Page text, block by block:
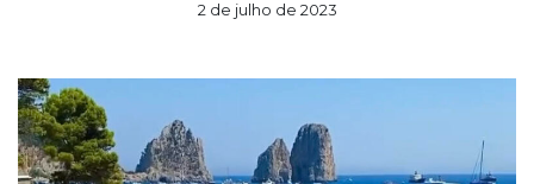
2 de julho de 2023